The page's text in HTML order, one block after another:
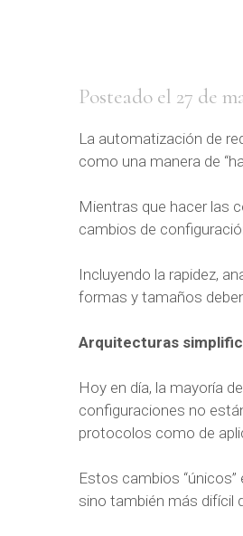
Posteado el 27 de
La automatización de
como una manera de
Mientras que hacer las
cambios de
Incluyendo la rapidez,
formas y tamaños
Arquitecturas
Hoy en día, la mayoría
configuraciones no
protocolos como de
Estos cambios
sino también más difícil